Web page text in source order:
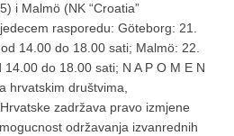
i Malmö (NK “Croatia”
rasporedu: Göteborg: 21.
14.00 do 18.00 sati; Malmö: 22.
do 18.00 sati; N A P O M E N
hrvatskim društvima,
zadržava pravo izmjene
održavanja izvanrednih